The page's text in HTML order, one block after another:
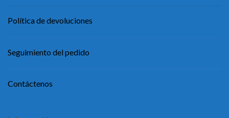
Política de devoluciones
Seguimiento del pedido
Contáctenos